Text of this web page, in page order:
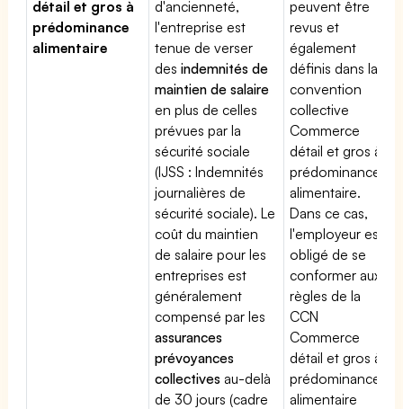
détail et gros à
prédominance
alimentaire
d'ancienneté,
l'entreprise est
tenue de verser
desindemnités de
maintien de salaire
en plus de celles
prévues par la
sécurité sociale
(IJSS : Indemnités
journalières de
sécurité sociale). Le
coût du maintien
de salaire pour les
entreprises est
généralement
compensé par les
assurances
prévoyances
collectives au-delà
de 30 jours (cadre
peuvent être
revus et
également
définis dans la
convention
collective
Commerce
détail et gros à
prédominance
alimentaire.
Dans ce cas,
l'employeur est
obligé de se
conformer aux
règles de la
CCN
Commerce
détail et gros à
prédominance
alimentaire